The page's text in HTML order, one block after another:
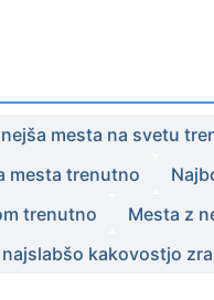
mesta na svetu
mesta trenutno
trenutno
Mesta z
kakovostjo